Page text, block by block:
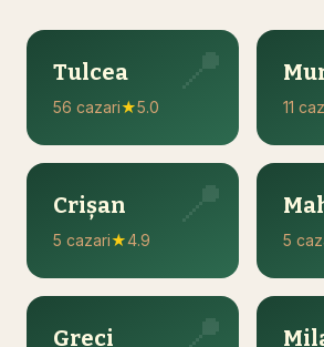
Tulcea
56 cazari★5.0
📍
11
Crișan
5 cazari★4.9
📍
5
Greci